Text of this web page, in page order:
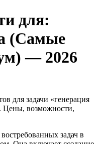
для:
(Самые
— 2026
для задачи «генерация
Цены, возможности,
задач в